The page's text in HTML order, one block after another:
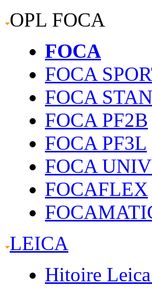
OPL FOCA
FOCA
FOCA
FOCA
FOCA PF2B
FOCA PF3L
FOCA
FOCAFLEX
LEICA
Hitoire